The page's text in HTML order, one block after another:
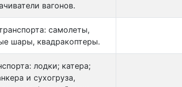
вагонов.
самолеты,
шары, квадракоптеры.
лодки; катера;
и сухогруза,